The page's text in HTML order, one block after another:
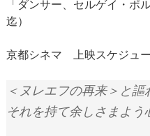
し
て
t
e
共
有
(
新
し
b
有
す
は
ク
リ
ッ
ク
し
て
ッ
ク
ク
で
共
有
し
て
l
読
(
新
し
い
「ダンサー、セルゲイ・ポ
迄）
京都シネマ 上映スケジュ
＜ヌレエフの再来＞と
それを持て余しさまよ